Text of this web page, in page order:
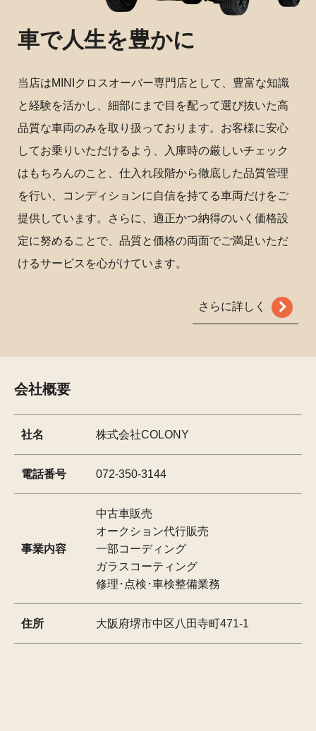
車で人生を豊かに
当店はMINIクロスオーバー専門店として、豊富な知識
と経験を活かし、細部にまで目を配って選び抜いた高
品質な車両のみを取り扱っております。お客様に安心
してお乗りいただけるよう、入庫時の厳しいチェック
はもちろんのこと、仕入れ段階から徹底した品質管理
を行い、コンディションに自信を持てる車両だけをご
提供しています。さらに、適正かつ納得のいく価格設
定に努めることで、品質と価格の両面でご満足いただ
けるサービスを心がけています。
さらに詳しく
会社概要
社名 株式会社COLONY
電話番号 072-350-3144
事業内容
中古車販売
オークション代行販売
一部コーディング
ガラスコーティング
修理･点検･車検整備業務
住所 大阪府堺市中区八田寺町471-1